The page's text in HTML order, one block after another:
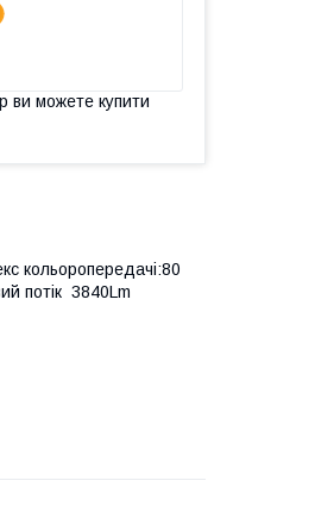
ви можете купити
кольоропередачі:80
потік 3840Lm